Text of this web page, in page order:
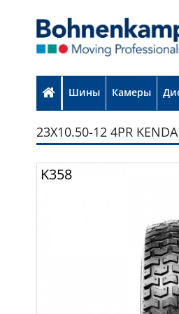
Шины Камеры
23X10.50-12 4PR
K358